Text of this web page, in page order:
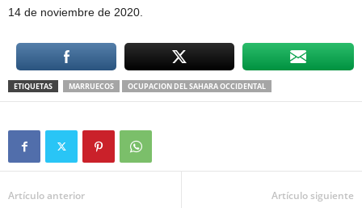
14 de noviembre de 2020.
ETIQUETAS MARRUECOS OCUPACION DEL SAHARA OCCIDENTAL
Artículo anterior Artículo siguiente